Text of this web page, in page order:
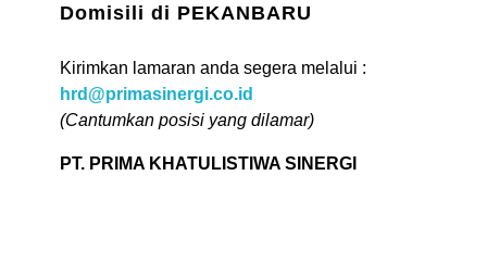
Domisili di PEKANBARU
Kirimkan lamaran anda segera melalui :
hrd@primasinergi.co.id
(Cantumkan posisi yang dilamar)
PT. PRIMA KHATULISTIWA SINERGI